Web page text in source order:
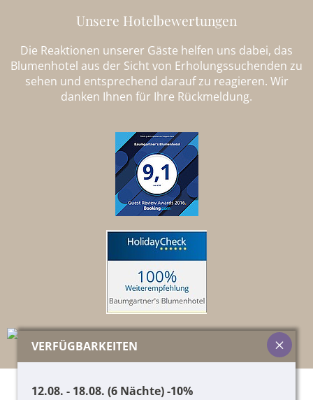
VERFÜGBARKEITEN
12.08. - 18.08. (6 Nächte) -10%
Unsere Hotelbewertungen
Die Reaktionen unserer Gäste helfen uns dabei, das
Blumenhotel aus der Sicht von Erholungssuchenden zu
sehen und entsprechend darauf zu reagieren. Wir
danken Ihnen für Ihre Rückmeldung.
© 2026 Pircher Helene & Co. KG,